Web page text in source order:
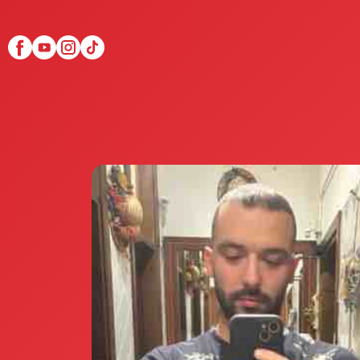
Scopri Club di Più
Le testimonianze Club
La fondatrice Valeria